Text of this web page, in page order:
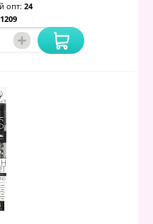
опт: 24
+